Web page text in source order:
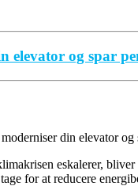
elevator og spar
eskalerer,
for at reducere